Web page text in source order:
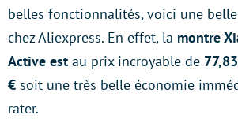
belles fonctionnalités, voici une
chez Aliexpress. En effet, la montre
Active est au prix incroyable de
€ soit une très belle économie
rater.